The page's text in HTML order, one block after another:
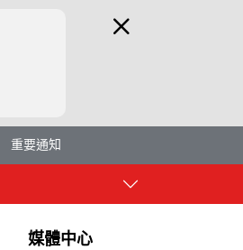
重要通知
媒體中心